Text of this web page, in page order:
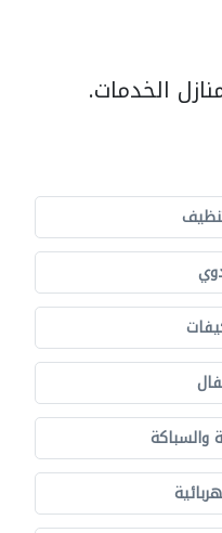
الخدمات.
والسباكة